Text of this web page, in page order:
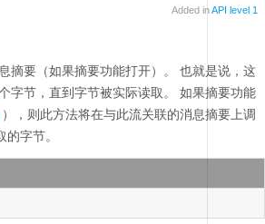
Added inAPI level 1
摘要（如果摘要功能打开）。
也就是说，这
字节，直到字节被实际读取。
如果摘要功能
），则此方法将在与此流关联的消息摘要上调
的字节。